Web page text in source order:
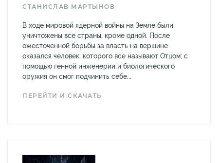
СТАНИСЛАВ МАРТЫНОВ
В ходе мировой ядерной войны на Земле были
уничтожены все страны, кроме одной. После
ожесточенной борьбы за власть на вершине
оказался человек, которого все называют Отцом; с
помощью генной инженерии и биологического
оружия он смог подчинить себе...
ПЕРЕЙТИ И СКАЧАТЬ